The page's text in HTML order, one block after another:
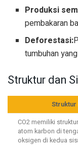
Produksi
pembakaran
Deforestasi:
tumbuhan
Struktur dan
CO2 memiliki
atom karbon di
oksigen di kedua